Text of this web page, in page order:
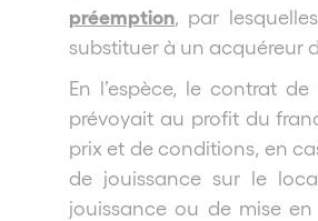
préemption, par
substituer à un acquéreur
En l’espèce, le contrat
prévoyait au profit du
prix et de conditions, en
de jouissance sur le
jouissance ou de mise